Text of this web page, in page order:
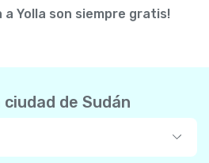
a Yolla son siempre gratis!
de Sudán